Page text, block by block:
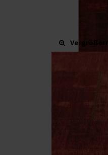
Vergrößern